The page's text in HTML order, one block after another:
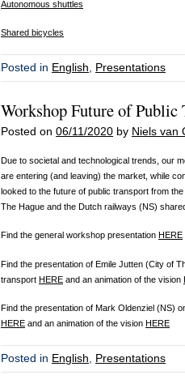
Autonomous shuttles
Shared bicycles
Posted in English Presentations
Workshop Future of
Posted on 06/11/2020 by Niels van
Due to societal and technological trends, our
are entering (and leaving) the market, while
looked to the future of public transport from
The Hague and the Dutch railways (NS)
Find the general workshop presentation HERE
Find the presentation of Emile Jutten (City of
transport HERE and an animation of the vision
Find the presentation of Mark Oldenziel (NS)
HERE and an animation of the vision HERE
Posted in English Presentations